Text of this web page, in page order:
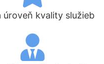
úroveň kvality služieb